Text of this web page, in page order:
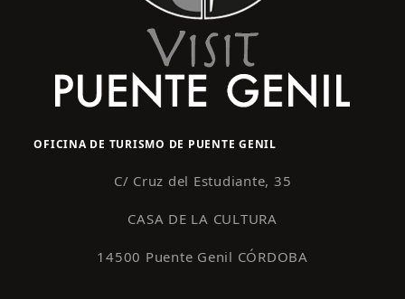
OFICINA DE TURISMO DE PUENTE GENIL
C/ Cruz del Estudiante, 35
CASA DE LA CULTURA
14500 Puente Genil CÓRDOBA